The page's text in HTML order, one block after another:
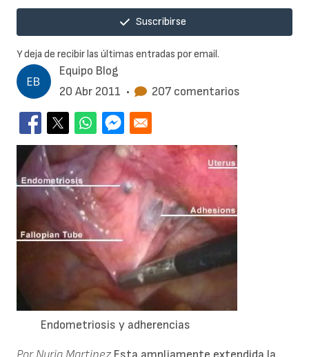
Equipo Blog
20 Abr 2011 • 207 comentarios
Endometriosis y adherencias
Suscribirse
Y deja de recibir las últimas entradas por email.